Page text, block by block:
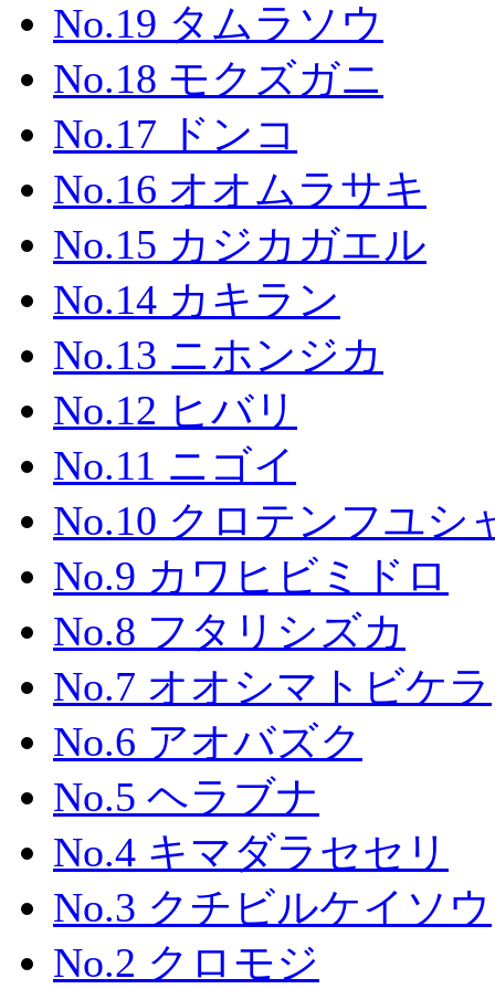
No.19 タムラソウ
No.18 モクズガニ
No.17 ドンコ
No.16 オオムラサキ
No.15 カジカガエル
No.14 カキラン
No.13 ニホンジカ
No.12 ヒバリ
No.11 ニゴイ
No.10 クロテンフユシ
No.9 カワヒビミドロ
No.8 フタリシズカ
No.7 オオシマトビケラ
No.6 アオバズク
No.5 ヘラブナ
No.4 キマダラセセリ
No.3 クチビルケイソウ
No.2 クロモジ